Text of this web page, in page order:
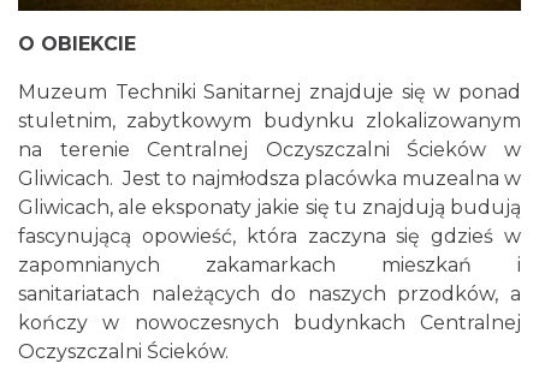
O OBIEKCIE
Muzeum Techniki Sanitarnej znajduje się w ponad
stuletnim, zabytkowym budynku zlokalizowanym
na terenie Centralnej Oczyszczalni Ścieków w
Gliwicach. Jest to najmłodsza placówka muzealna w
Gliwicach, ale eksponaty jakie się tu znajdują budują
fascynującą opowieść, która zaczyna się gdzieś w
zapomnianych zakamarkach mieszkań i
sanitariatach należących do naszych przodków, a
kończy w nowoczesnych budynkach Centralnej
Oczyszczalni Ścieków.